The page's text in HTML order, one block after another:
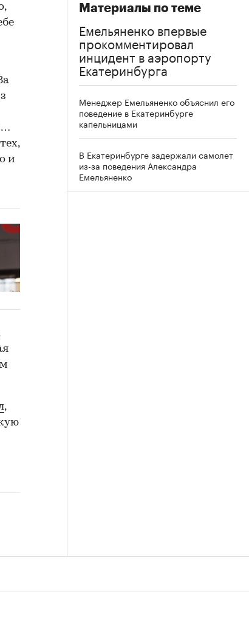
и
,
Материалы по теме
Емельяненко впервые
прокомментировал
инцидент в аэропорту
Екатеринбурга
Менеджер Емельяненко объяснил его
поведение в Екатеринбурге
капельницами
В Екатеринбурге задержали самолет
из-за поведения Александра
Емельяненко